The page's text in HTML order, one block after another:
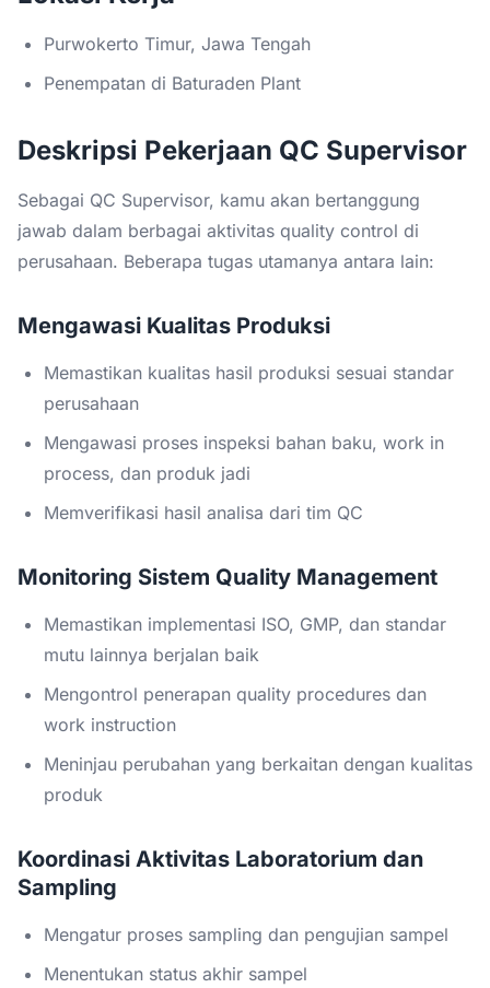
Purwokerto Timur, Jawa Tengah
Penempatan di Baturaden Plant
Deskripsi Pekerjaan QC Supervisor
Sebagai QC Supervisor, kamu akan bertanggung
jawab dalam berbagai aktivitas quality control di
perusahaan. Beberapa tugas utamanya antara lain:
Mengawasi Kualitas Produksi
Memastikan kualitas hasil produksi sesuai standar
perusahaan
Mengawasi proses inspeksi bahan baku, work in
process, dan produk jadi
Memverifikasi hasil analisa dari tim QC
Monitoring Sistem Quality Management
Memastikan implementasi ISO, GMP, dan standar
mutu lainnya berjalan baik
Mengontrol penerapan quality procedures dan
work instruction
Meninjau perubahan yang berkaitan dengan kualitas
produk
Koordinasi Aktivitas Laboratorium dan
Sampling
Mengatur proses sampling dan pengujian sampel
Menentukan status akhir sampel